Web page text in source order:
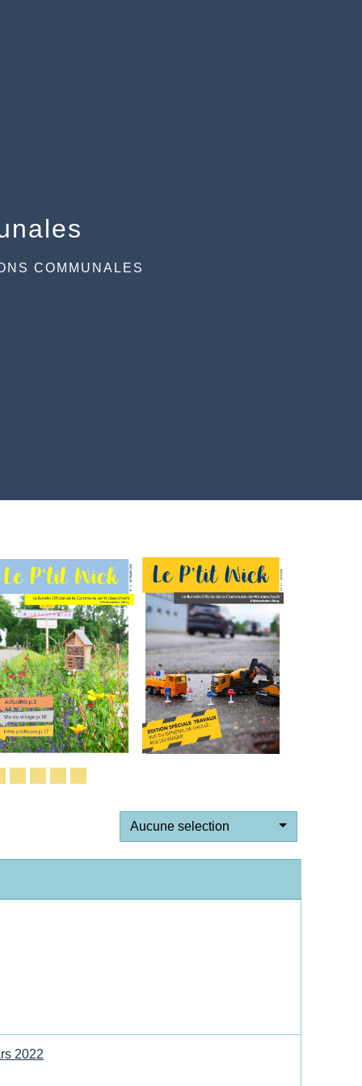
COMMUNALES
Aucune selection
2022